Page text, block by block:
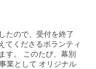
たので、受付を終了
てくださるボランティ
す。 このたび、幕別
業として オリジナル